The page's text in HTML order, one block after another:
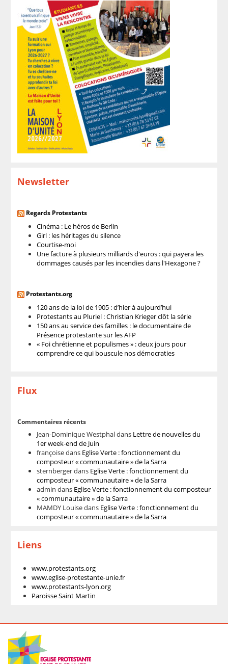
Newsletter
Regards Protestants
Cinéma : Le héros de Berlin
Girl : les héritages du silence
Courtise-moi
Une facture à plusieurs milliards d'euros : qui payera les
dommages causés par les incendies dans l'Hexagone ?
Protestants.org
120 ans de la loi de 1905 : d’hier à aujourd’hui
Protestants au Pluriel : Christian Krieger clôt la série
150 ans au service des familles : le documentaire de
Présence protestante sur les AFP
« Foi chrétienne et populismes » : deux jours pour
comprendre ce qui bouscule nos démocraties
Flux
Commentaires récents
Jean-Dominique Westphaldans Lettre de nouvelles du
1er week-end de Juin
françoisedans Eglise Verte : fonctionnement du
composteur « communautaire » de la Sarra
sternbergerdans Eglise Verte : fonctionnement du
composteur « communautaire » de la Sarra
admin dans Eglise Verte : fonctionnement du composteur
« communautaire » de la Sarra
MAMDY Louisedans Eglise Verte : fonctionnement du
composteur « communautaire » de la Sarra
Liens
www.protestants.org
www.eglise-protestante-unie.fr
www.protestants-lyon.org
Paroisse Saint Martin